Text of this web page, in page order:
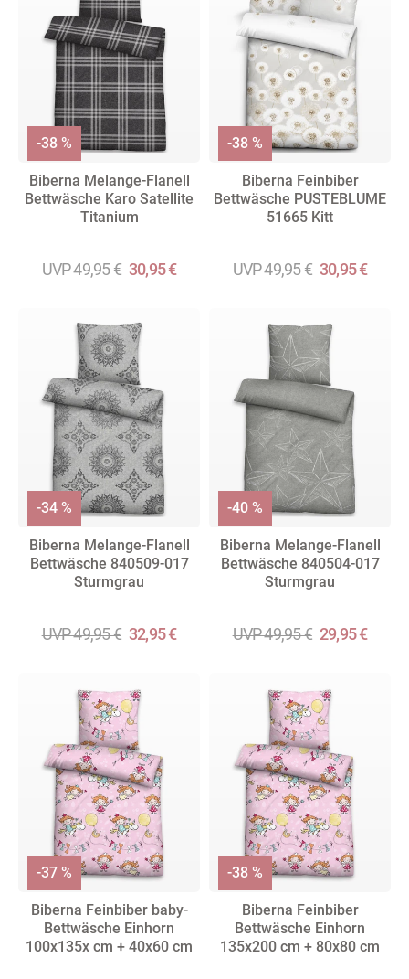
Biberna Melange-Flanell
Bettwäsche Karo Satellite
Titanium
UVP 49,95 € 30,95 €
-38 %
Biberna Feinbiber
Bettwäsche PUSTEBLUME
51665 Kitt
UVP 49,95 € 30,95 €
-38 %
Biberna Melange-Flanell
Bettwäsche 840509-017
Sturmgrau
UVP 49,95 € 32,95 €
-34 %
Biberna Melange-Flanell
Bettwäsche 840504-017
Sturmgrau
UVP 49,95 € 29,95 €
-40 %
Biberna Feinbiber baby-
Bettwäsche Einhorn
100x135x cm + 40x60 cm
-37 %
Biberna Feinbiber
Bettwäsche Einhorn
135x200 cm + 80x80 cm
-38 %